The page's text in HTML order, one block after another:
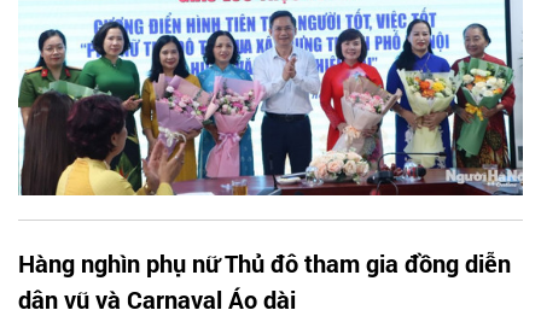
Hàng nghìn phụ nữ Thủ đô tham gia đồng diễn
dân vũ và Carnaval Áo dài